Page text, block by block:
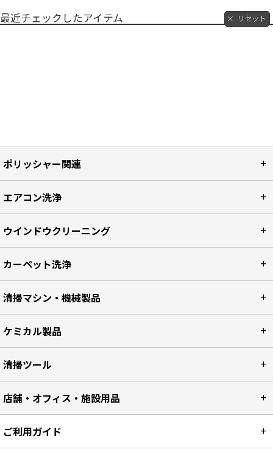
最近チェックしたアイテム リセット
ポリッシャー関連
エアコン洗浄
ウインドウクリーニング
カーペット洗浄
清掃マシン・機械製品
ケミカル製品
清掃ツール
店舗・オフィス・施設用品
ご利用ガイド